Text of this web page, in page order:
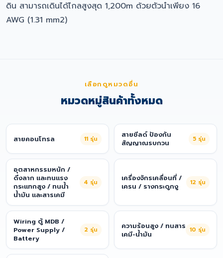
ดิน สามารถเดินได้ไกลสูงสุด 1,200m ด้วยตัวนำเพียง 16
AWG (1.31 mm2)
เลือกดูหมวดอื่น
หมวดหมู่สินค้าทั้งหมด
สายคอนโทรล 11 รุ่น
สายชีลด์ ป้องกัน
สัญญาณรบกวน
5 รุ่น
อุตสาหกรรมหนัก /
ดึงลาก และทนแรง
กระแทกสูง / ทนน้ำ
น้ำมัน และสารเคมี
4 รุ่น
เครื่องจักรเคลื่อนที่ /
เครน / รางกระดูกงู
12 รุ่น
Wiring ตู้ MDB /
Power Supply /
Battery
2 รุ่น
ความร้อนสูง / ทนสาร
เคมี-น้ำมัน
10 รุ่น